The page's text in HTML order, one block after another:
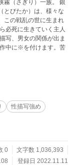
霧（さぎり）一族。 銀
とびたか）は、様々な
この戦乱の世に生まれ
必死に生きていく主人
中に※を付けます。苦
性描写強め
0
文字数 1,036,393
登録日 2022.11.11